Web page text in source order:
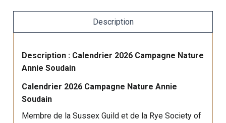
Description
Description : Calendrier 2026 Campagne Nature
Annie Soudain
Calendrier 2026 Campagne Nature Annie
Soudain
Membre de la Sussex Guild et de la Rye Society of